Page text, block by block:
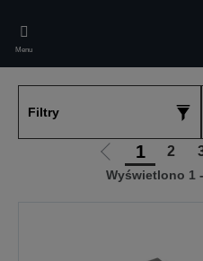
main
content
Menu
Filtry
Przejdź
do
1 2
Wyświetlono 1